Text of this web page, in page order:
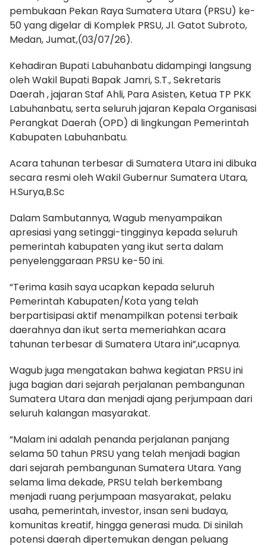
pembukaan Pekan Raya Sumatera Utara (PRSU) ke-
50 yang digelar di Komplek PRSU, Jl. Gatot Subroto,
Medan, Jumat,(03/07/26).
Kehadiran Bupati Labuhanbatu didampingi langsung
oleh Wakil Bupati Bapak Jamri, S.T., Sekretaris
Daerah , jajaran Staf Ahli, Para Asisten, Ketua TP PKK
Labuhanbatu, serta seluruh jajaran Kepala Organisasi
Perangkat Daerah (OPD) di lingkungan Pemerintah
Kabupaten Labuhanbatu.
Acara tahunan terbesar di Sumatera Utara ini dibuka
secara resmi oleh Wakil Gubernur Sumatera Utara,
H.Surya,B.Sc
​Dalam Sambutannya, Wagub menyampaikan
apresiasi yang setinggi-tingginya kepada seluruh
pemerintah kabupaten yang ikut serta dalam
penyelenggaraan PRSU ke-50 ini.
“Terima kasih saya ucapkan kepada seluruh
Pemerintah Kabupaten/Kota yang telah
berpartisipasi aktif menampilkan potensi terbaik
daerahnya dan ikut serta memeriahkan acara
tahunan terbesar di Sumatera Utara ini”,ucapnya.
Wagub juga mengatakan bahwa kegiatan PRSU ini
juga bagian dari sejarah perjalanan pembangunan
Sumatera Utara dan menjadi ajang perjumpaan dari
seluruh kalangan masyarakat.
“Malam ini adalah penanda perjalanan panjang
selama 50 tahun PRSU yang telah menjadi bagian
dari sejarah pembangunan Sumatera Utara. Yang
selama lima dekade, PRSU telah berkembang
menjadi ruang perjumpaan masyarakat, pelaku
usaha, pemerintah, investor, insan seni budaya,
komunitas kreatif, hingga generasi muda. Di sinilah
potensi daerah dipertemukan dengan peluang